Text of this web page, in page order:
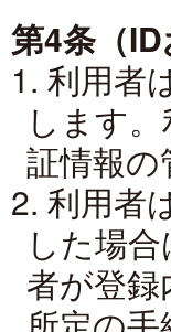
第4条（
1. 利用者
します
証情報
2. 利用者
した場
者が登